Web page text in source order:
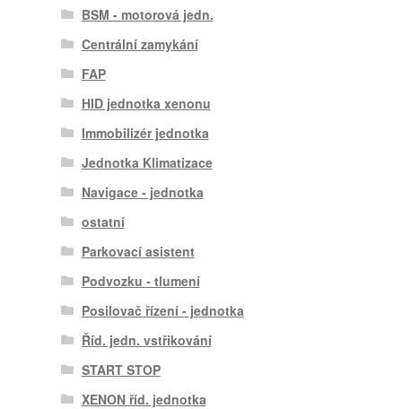
BSM - motorová jedn.
Centrální zamykání
FAP
HID jednotka xenonu
Immobilizér jednotka
Jednotka Klimatizace
Navigace - jednotka
ostatní
Parkovací asistent
Podvozku - tlumení
Posilovač řízení - jednotka
Říd. jedn. vstřikování
START STOP
XENON říd. jednotka